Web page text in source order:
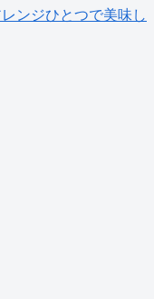
ンジひとつで美味し